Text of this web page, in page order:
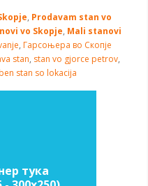
, Prodavam stan vo
vo Skopje, Mali stanovi
, Гарсоњера во Скопје
stan, stan vo gjorce petrov,
stan so lokacija
тука